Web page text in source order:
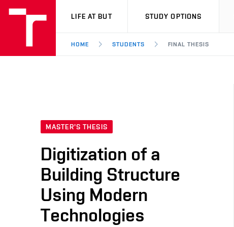
VUT
LIFE AT BUT STUDY OPTIONS
HOME STUDENTS FINAL THESIS
MASTER'S THESIS
Digitization of a
Building Structure
Using Modern
Technologies